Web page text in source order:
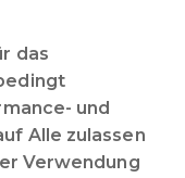
BEWERTUNGEN
das
und
Alle zulassen
Verwendung